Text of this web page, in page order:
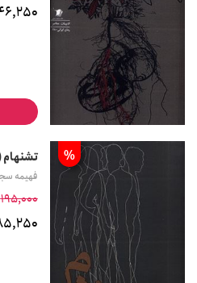
% تشنهام
فهیمه
195,000